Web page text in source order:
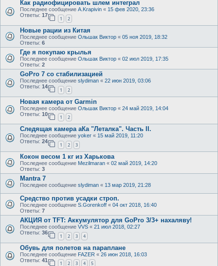
Как радиофицировать шлем интеграл
Последнее сообщение A.Krapivin « 15 фев 2020, 23:36
Ответы: 17
1 2
Новые рации из Китая
Последнее сообщение Ольшак Виктор « 05 ноя 2019, 18:32
Ответы: 6
Где я покупаю крылья
Последнее сообщение Ольшак Виктор « 02 июл 2019, 17:35
Ответы: 2
GoPro 7 со стабилизацией
Последнее сообщение slydiman « 22 июн 2019, 03:06
Ответы: 14
1 2
Новая камера от Garmin
Последнее сообщение Ольшак Виктор « 24 май 2019, 14:04
Ответы: 10
1 2
Следящая камера аКа "Леталка". Часть II.
Последнее сообщение yoker « 15 май 2019, 11:20
Ответы: 24
1 2 3
Кокон весом 1 кг из Харькова
Последнее сообщение Mezilmaran « 02 май 2019, 14:20
Ответы: 3
Mantra 7
Последнее сообщение slydiman « 13 мар 2019, 21:28
Средство против усадки строп.
Последнее сообщение S.Gorenkoff « 04 окт 2018, 16:40
Ответы: 7
АКЦИЯ от TFT: Аккумулятор для GoPro 3/3+ нахаляву!
Последнее сообщение VVS « 21 июл 2018, 02:27
Ответы: 36
1 2 3 4
Обувь для полетов на параплане
Последнее сообщение FAZER « 26 июн 2018, 16:03
Ответы: 41
1 2 3 4 5